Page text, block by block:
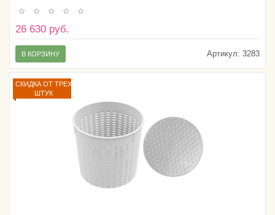
26 630 руб.
Артикул: 3283
В КОРЗИНУ
СКИДКА ОТ ТРЕХ
ШТУК